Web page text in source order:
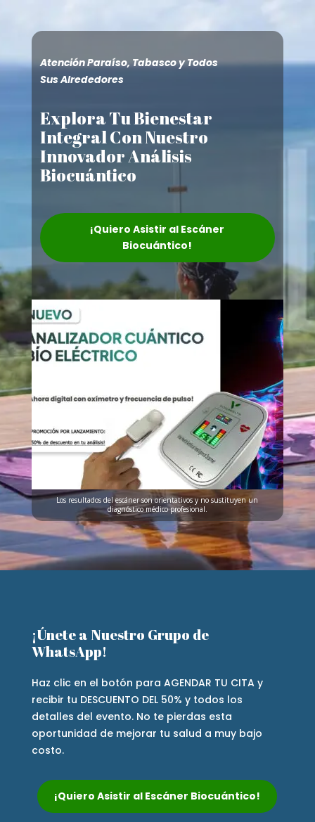
Atención Paraíso, Tabasco y Todos
Sus Alrededores
Explora Tu Bienestar
Integral Con Nuestro
Innovador Análisis
Biocuántico
¡Quiero Asistir al Escáner
Biocuántico!
Los resultados del escáner son orientativos y no sustituyen un
diagnóstico médico profesional.
¡Únete a Nuestro Grupo de
WhatsApp!
Haz clic en el botón para AGENDAR TU CITA y
recibir tu DESCUENTO DEL 50% y todos los
detalles del evento. No te pierdas esta
oportunidad de mejorar tu salud a muy bajo
costo.
¡Quiero Asistir al Escáner Biocuántico!